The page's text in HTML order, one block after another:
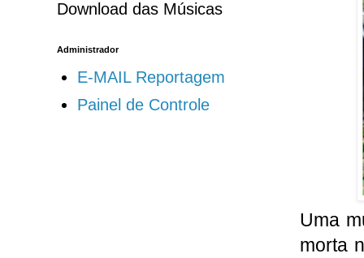
Uma
morta
Download das Músicas
Administrador
E-MAIL Reportagem
Painel de Controle